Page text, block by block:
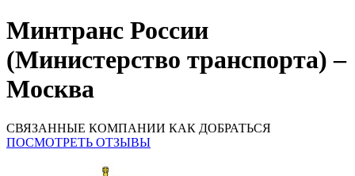
Минтранс России
(Министерство транспорта) –
Москва
СВЯЗАННЫЕ КОМПАНИИ КАК ДОБРАТЬСЯ
ПОСМОТРЕТЬ ОТЗЫВЫ